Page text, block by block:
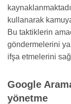
kullanarak
Bu taktiklerin
göndermelerini
ifşa etmelerini
Google
yönetme